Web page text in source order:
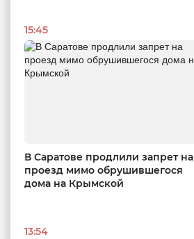
15:45
В Саратове продлили запрет на
проезд мимо обрушившегося
дома на Крымской
13:54